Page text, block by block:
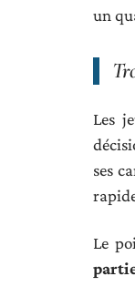
un
Les
ses
Le